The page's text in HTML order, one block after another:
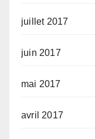
juillet 2017
juin 2017
mai 2017
avril 2017